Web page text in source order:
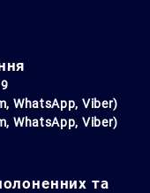
WhatsApp, Viber)
WhatsApp, Viber)
та